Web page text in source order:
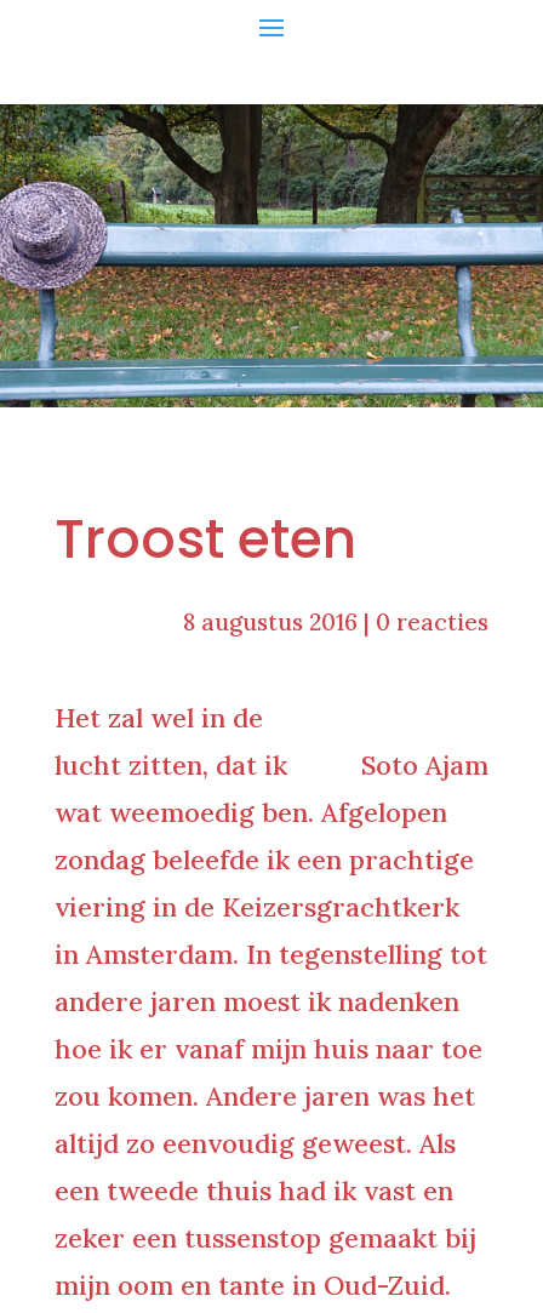
Troost eten
8 augustus 2016 | 0 reacties
Soto Ajam
Het zal wel in de
lucht zitten, dat ik
wat weemoedig ben. Afgelopen
zondag beleefde ik een prachtige
viering in de Keizersgrachtkerk
in Amsterdam. In tegenstelling tot
andere jaren moest ik nadenken
hoe ik er vanaf mijn huis naar toe
zou komen. Andere jaren was het
altijd zo eenvoudig geweest. Als
een tweede thuis had ik vast en
zeker een tussenstop gemaakt bij
mijn oom en tante in Oud-Zuid.